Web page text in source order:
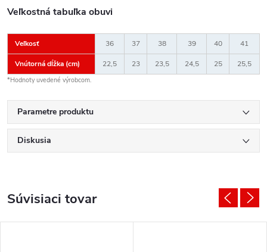
Veľkostná tabuľka obuvi
Veľkosť 36 37 38 39 40 41
Vnútorná dĺžka (cm) 22,5 23 23,5 24,5 25 25,5
*Hodnoty uvedené výrobcom.
Parametre produktu
Diskusia
Súvisiaci tovar